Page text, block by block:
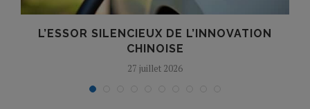
L’ESSOR SILENCIEUX DE L’INNOVATION
CHINOISE
27 juillet 2026